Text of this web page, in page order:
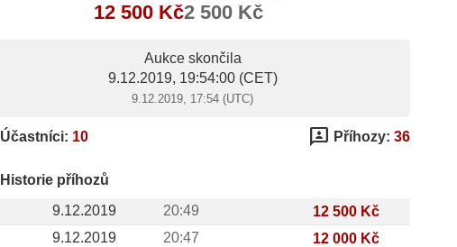
12 500 Kč2 500 Kč
Aukce skončila
9.12.2019, 19:54:00(CET)
9.12.2019, 17:54 (UTC)
Účastníci: 10 3p Příhozy: 36
Historie příhozů
9.12.2019
20:49
12 500 Kč
9.12.2019
20:47
12 000 Kč